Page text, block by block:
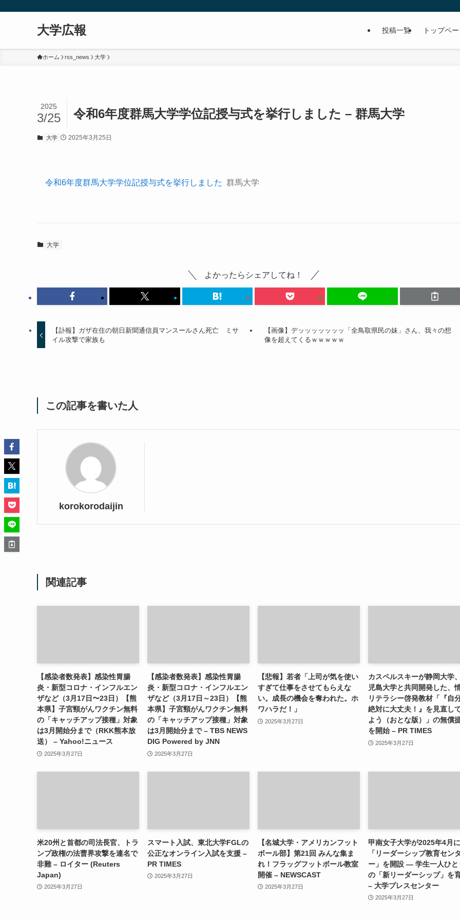
大学広報 投稿一覧 トップペ
ホーム rss_news 大学
令和6年度群馬大学学位記授与式を挙行しました – 群馬大学
2025
3/25
大学 2025年3月25日
令和6年度群馬大学学位記授与式を挙行しました 群馬大学
大学
よかったらシェアしてね！
【訃報】ガザ在住の朝日新聞通信員マンスールさん死亡 ミサ
イル攻撃で家族も
【画像】デッッッッッッッ「全鳥取県民の妹」さん、我々の想
像を超えてくるｗｗｗｗｗ
この記事を書いた人
korokorodaijin
関連記事
【感染者数発表】感染性胃腸
炎・新型コロナ・インフルエン
ザなど（3月17日〜23日）【熊
本県】子宮頸がんワクチン無料
の「キャッチアップ接種」対象
は3月開始分まで（RKK熊本放
送） – Yahoo!ニュース
2025年3月27日
【感染者数発表】感染性胃腸
炎・新型コロナ・インフルエン
ザなど（3月17日～23日）【熊
本県】子宮頸がんワクチン無料
の「キャッチアップ接種」対象
は3月開始分まで – TBS NEWS
DIG Powered by JNN
2025年3月27日
【悲報】若者「上司が気を使い
すぎて仕事をさせてもらえな
い。成長の機会を奪われた。ホ
ワハラだ！」
2025年3月27日
カスペルスキーが静岡大学
児島大学と共同開発した、
リテラシー啓発教材「『自
絶対に大丈夫！』を見直し
よう（おとな版）」の無償
を開始 – PR TIMES
2025年3月27日
米20州と首都の司法長官、トラ
ンプ政権の法曹界攻撃を連名で
非難 – ロイター (Reuters
Japan)
2025年3月27日
スマート入試、東北大学FGLの
公正なオンライン入試を支援 –
PR TIMES
2025年3月27日
【名城大学・アメリカンフット
ボール部】第21回 みんな集ま
れ！フラッグフットボール教室
開催 – NEWSCAST
2025年3月27日
甲南女子大学が2025年4月に
「リーダーシップ教育センタ
ー」を開設 ― 学生一人ひと
の「新リーダーシップ」を
– 大学プレスセンター
2025年3月27日